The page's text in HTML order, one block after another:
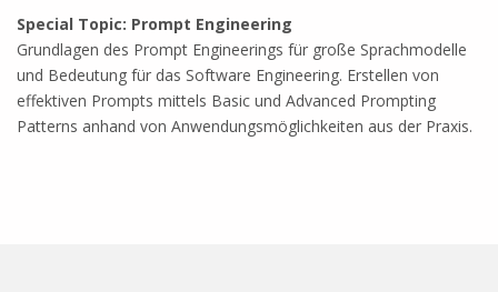
Special Topic: Prompt Engineering
Grundlagen des Prompt Engineerings für große Sprachmodelle
und Bedeutung für das Software Engineering. Erstellen von
effektiven Prompts mit­tels Basic und Advanced Prompting
Patterns anhand von Anwendungsmöglichkeiten aus der Praxis.